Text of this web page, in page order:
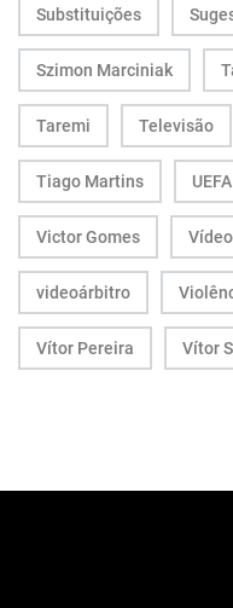
Substituições
Szimon Marciniak
Taremi Televisão
Tiago Martins UEFA
Victor Gomes Vídeo
videoárbitro
Vítor Pereira Vítor